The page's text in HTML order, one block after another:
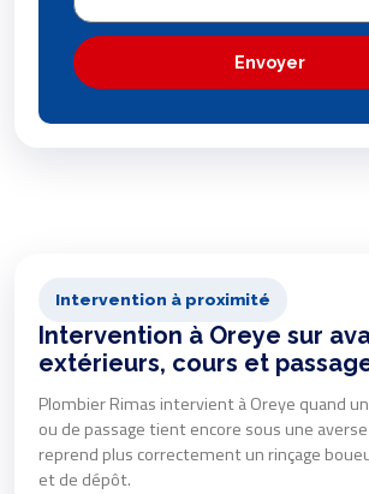
Envoyer
Intervention à proximité
Intervention à Oreye sur
extérieurs, cours et
Plombier Rimas intervient à Oreye quand
ou de passage tient encore sous une
reprend plus correctement un rinçage
et de dépôt.